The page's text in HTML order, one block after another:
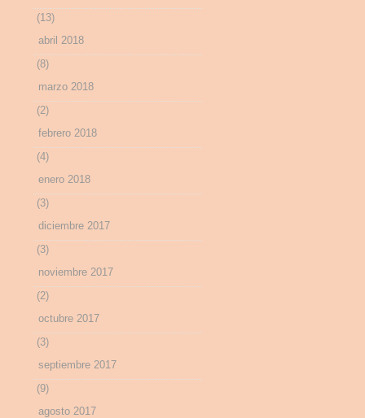
(13)
abril 2018
(8)
marzo 2018
(2)
febrero 2018
(4)
enero 2018
(3)
diciembre 2017
(3)
noviembre 2017
(2)
octubre 2017
(3)
septiembre 2017
(9)
agosto 2017